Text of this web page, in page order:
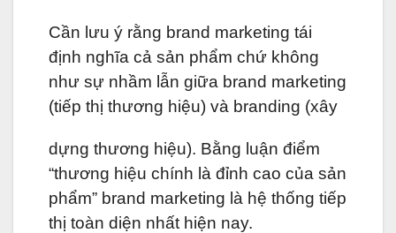
Cần lưu ý rằng brand marketing tái
định nghĩa cả sản phẩm chứ không
như sự nhầm lẫn giữa brand marketing
(tiếp thị thương hiệu) và branding (xây
dựng thương hiệu). Bằng luận điểm
“thương hiệu chính là đỉnh cao của sản
phẩm” brand marketing là hệ thống tiếp
thị toàn diện nhất hiện nay.